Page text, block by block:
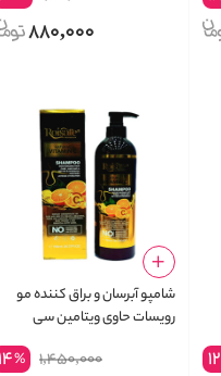
880,000
12
شامپو آبرسان و براق کننده مو
رویسات حاوی ویتامین سی
VITAMIN C
1,450,000
%